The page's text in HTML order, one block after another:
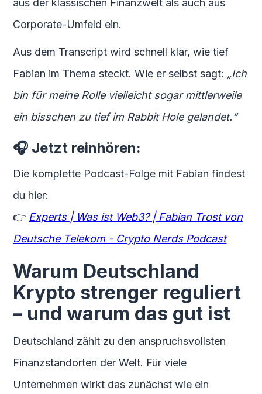
Corporate-Umfeld ein.
Aus dem Transcript wird schnell klar, wie tief
Fabian im Thema steckt. Wie er selbst sagt: „Ich
bin für meine Rolle vielleicht sogar mittlerweile
ein bisschen zu tief im Rabbit Hole gelandet.“
🎧 Jetzt reinhören:
Die komplette Podcast-Folge mit Fabian findest
du hier:
👉 Experts | Was ist Web3? | Fabian Trost von
Deutsche Telekom - Crypto Nerds Podcast
Warum Deutschland
Krypto strenger reguliert
– und warum das gut ist
Deutschland zählt zu den anspruchsvollsten
Finanzstandorten der Welt. Für viele
Unternehmen wirkt das zunächst wie ein